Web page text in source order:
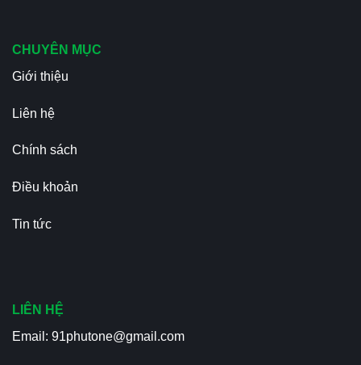
CHUYÊN MỤC
Giới thiệu
Liên hệ
Chính sách
Điều khoản
Tin tức
LIÊN HỆ
Email: 91phutone@gmail.com